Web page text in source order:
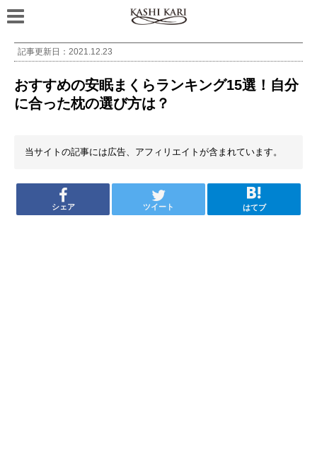
記事更新日： 2021.12.23
おすすめの安眠まくらランキング15選！自分
に合った枕の選び方は？
当サイトの記事には広告、アフィリエイトが含まれています。
シェア ツイート はてブ